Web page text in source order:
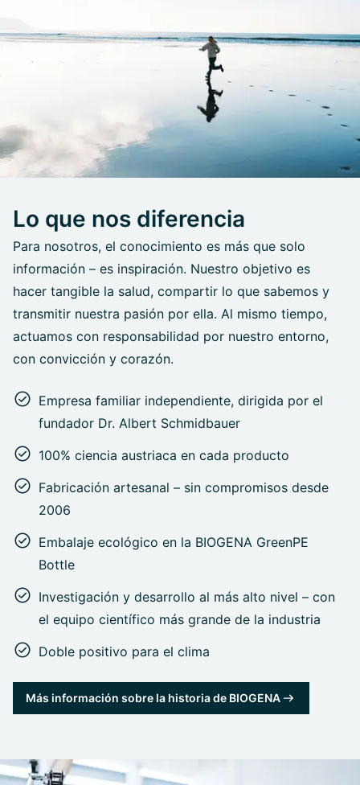
Lo que nos diferencia
Para nosotros, el conocimiento es más que solo
información – es inspiración. Nuestro objetivo es
hacer tangible la salud, compartir lo que sabemos y
transmitir nuestra pasión por ella. Al mismo tiempo,
actuamos con responsabilidad por nuestro entorno,
con convicción y corazón.
Empresa familiar independiente, dirigida por el
fundador Dr. Albert Schmidbauer
100% ciencia austriaca en cada producto
Fabricación artesanal – sin compromisos desde
2006
Embalaje ecológico en la BIOGENA GreenPE
Bottle
Investigación y desarrollo al más alto nivel – con
el equipo científico más grande de la industria
Doble positivo para el clima
Más información sobre la historia de BIOGENA